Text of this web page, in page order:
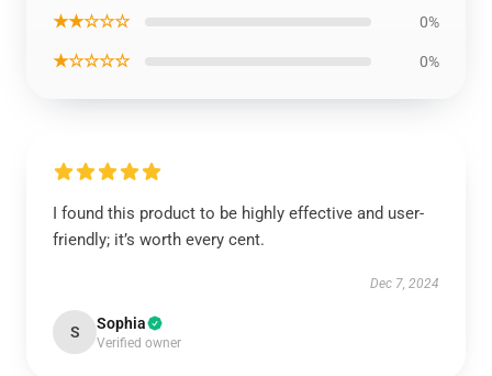
★★☆☆☆ 0%
★☆☆☆☆ 0%
I found this product to be highly effective and user-
friendly; it’s worth every cent.
Dec 7, 2024
S Sophia
Verified owner